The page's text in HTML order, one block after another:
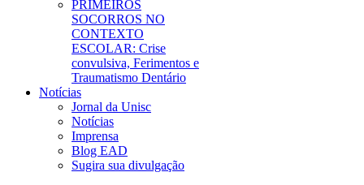
PRIMEIROS
SOCORROS NO
CONTEXTO
ESCOLAR: Crise
convulsiva, Ferimentos e
Traumatismo Dentário
Notícias
Jornal da Unisc
Notícias
Imprensa
Blog EAD
Sugira sua divulgação